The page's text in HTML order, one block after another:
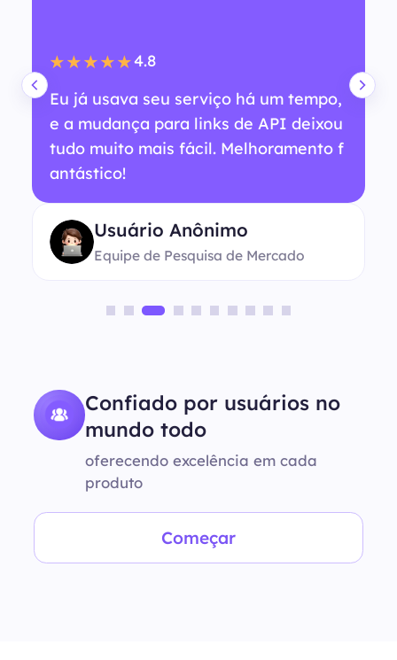
★★★★★4.8
Eu já usava seu serviço há um tempo,
e a mudança para links de API deixou
tudo muito mais fácil. Melhoramento f
antástico!
Usuário Anônimo
Equipe de Pesquisa de Mercado
Confiado por usuários no
mundo todo
oferecendo excelência em cada
produto
Começar